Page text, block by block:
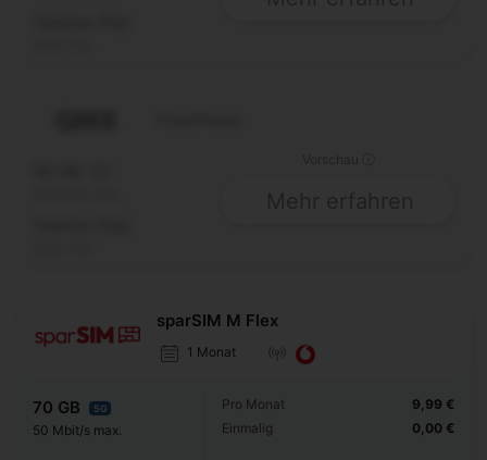
sparSIM M Flex
1 Monat
70 GB 5G
50 Mbit/s max.
Pro Monat
Einmalig
9,99 €
0,00 €